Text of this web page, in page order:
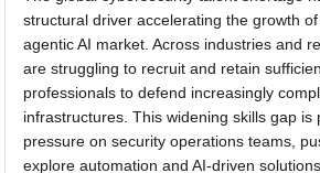
structural driver accelerating the growth
agentic AI market. Across industries and
are struggling to recruit and retain
professionals to defend increasingly
infrastructures. This widening skills gap is
pressure on security operations teams,
explore automation and AI-driven